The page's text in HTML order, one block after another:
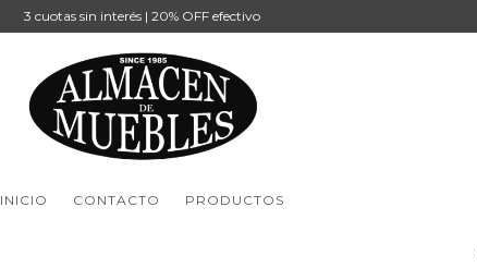
3 cuotas sin interés | 20% OFF efectivo
INICIO CONTACTO PRODUCTOS